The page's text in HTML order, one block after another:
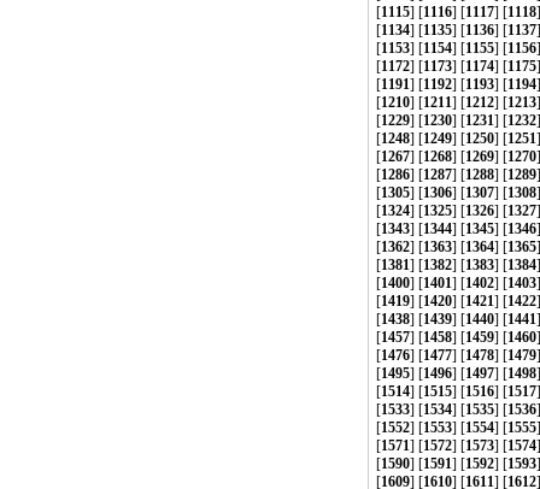
[1115] [1116] [1117] [1118
[1134] [1135] [1136] [1137
[1153] [1154] [1155] [1156
[1172] [1173] [1174] [1175
[1191] [1192] [1193] [1194
[1210] [1211] [1212] [1213
[1229] [1230] [1231] [1232
[1248] [1249] [1250] [1251
[1267] [1268] [1269] [1270
[1286] [1287] [1288] [1289
[1305] [1306] [1307] [1308
[1324] [1325] [1326] [1327
[1343] [1344] [1345] [1346
[1362] [1363] [1364] [1365
[1381] [1382] [1383] [1384
[1400] [1401] [1402] [1403
[1419] [1420] [1421] [1422
[1438] [1439] [1440] [1441
[1457] [1458] [1459] [1460
[1476] [1477] [1478] [1479
[1495] [1496] [1497] [1498
[1514] [1515] [1516] [1517
[1533] [1534] [1535] [1536
[1552] [1553] [1554] [1555
[1571] [1572] [1573] [1574
[1590] [1591] [1592] [1593
[1609] [1610] [1611] [1612